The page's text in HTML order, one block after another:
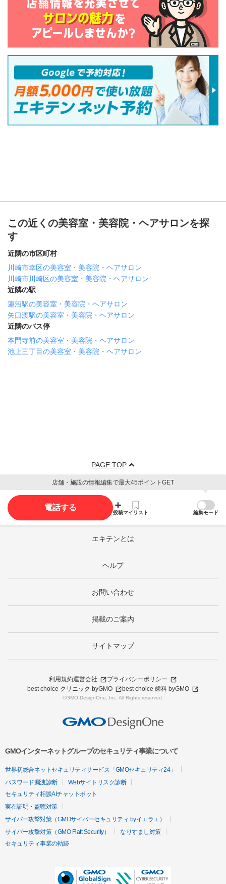
この近くの美容室・美容院・ヘアサロンを探
す
近隣の市区町村
川崎市幸区の美容室・美容院・ヘアサロン
川崎市川崎区の美容室・美容院・ヘアサロン
近隣の駅
蓮沼駅の美容室・美容院・ヘアサロン
矢口渡駅の美容室・美容院・ヘアサロン
近隣のバス停
本門寺前の美容室・美容院・ヘアサロン
池上三丁目の美容室・美容院・ヘアサロン
PAGE TOP
店舗・施設の情報編集で最大45ポイントGET
電話する
投稿マイリスト 編集モード
エキテンとは
ヘルプ
お問い合わせ
掲載のご案内
サイトマップ
利用規約運営会社
プライバシーポリシー
best choice クリニック byGMO
best choice 歯科 byGMO
©GMO DesignOne, Inc. All Rights reserved.
GMOインターネットグループのセキュリティ事業について
世界初総合ネットセキュリティサービス「GMOセキュリティ24」
パスワード漏洩診断
Webサイトリスク診断
セキュリティ相談AIチャットボット
実在証明・盗聴対策
サイバー攻撃対策（GMOサイバーセキュリティ byイエラエ）
サイバー攻撃対策（GMO Flatt Security）
なりすまし対策
セキュリティ事業の軌跡